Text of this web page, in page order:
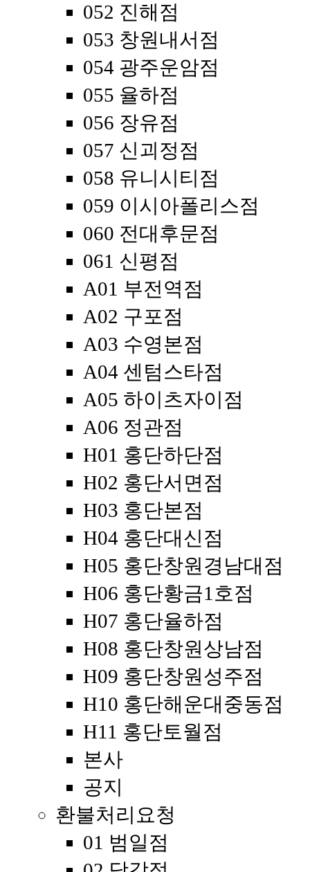
052 진해점
053 창원내서점
054 광주운암점
055 율하점
056 장유점
057 신괴정점
058 유니시티점
059 이시아폴리스점
060 전대후문점
061 신평점
A01 부전역점
A02 구포점
A03 수영본점
A04 센텀스타점
A05 하이츠자이점
A06 정관점
H01 홍단하단점
H02 홍단서면점
H03 홍단본점
H04 홍단대신점
H05 홍단창원경남대점
H06 홍단황금1호점
H07 홍단율하점
H08 홍단창원상남점
H09 홍단창원성주점
H10 홍단해운대중동점
H11 홍단토월점
본사
공지
환불처리요청
01 범일점